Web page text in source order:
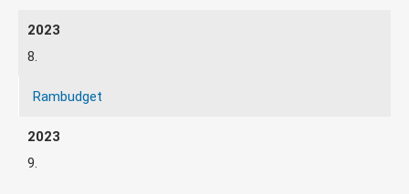
8.
Rambudget
9.